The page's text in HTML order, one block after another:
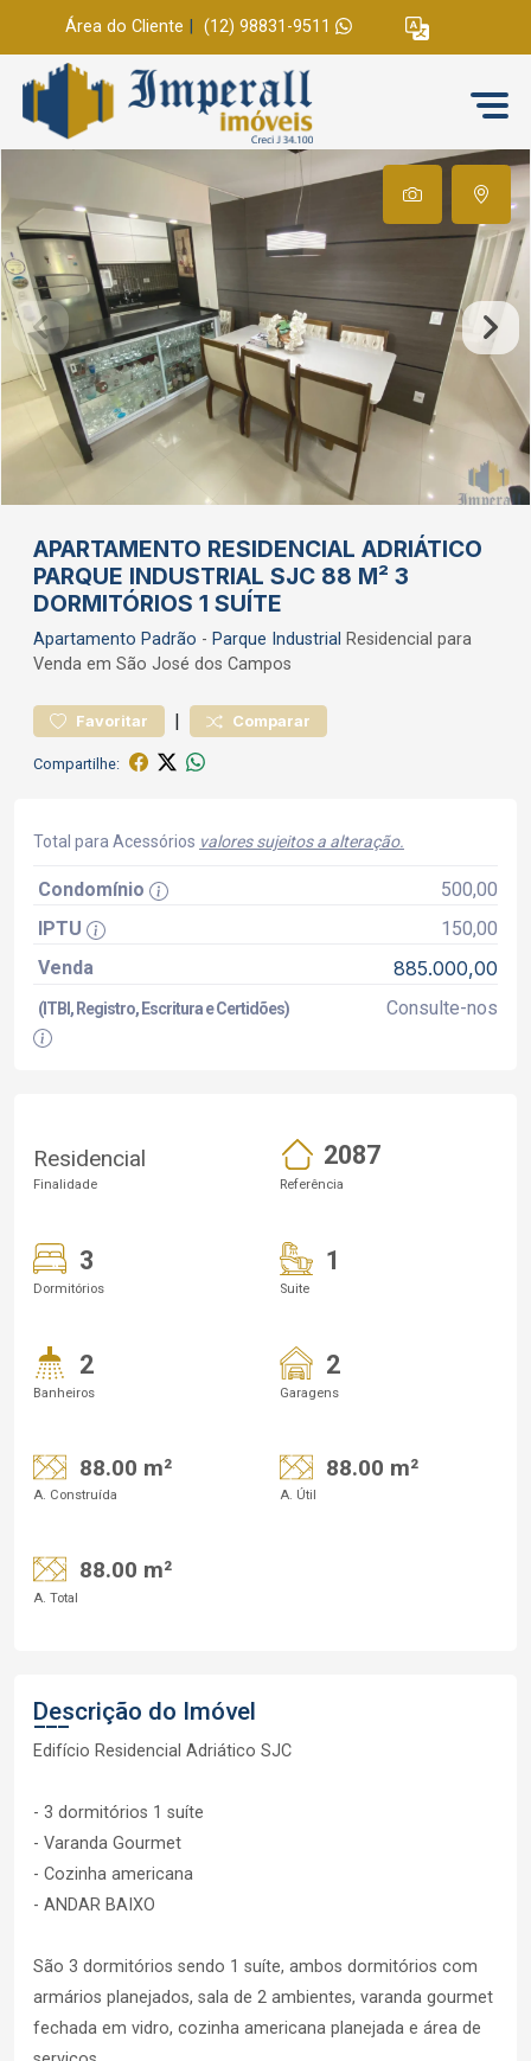
Área do Cliente (12) 98831-9511
APARTAMENTO RESIDENCIAL ADRIÁTICO
PARQUE INDUSTRIAL SJC 88 M² 3
DORMITÓRIOS 1 SUÍTE
Apartamento Padrão - Parque Industrial Residencial para
Venda em São José dos Campos
Favoritar | Comparar
Compartilhe:
Total para Acessórios valores sujeitos a alteração.
Condomínio
500,00
IPTU
150,00
Venda
885.000,00
(ITBI, Registro, Escritura e Certidões) Consulte-nos
Residencial
Finalidade
2087
Referência
3
Dormitórios
1
Suite
2
Banheiros
2
Garagens
88.00 m²
A. Construída
88.00 m²
A. Útil
88.00 m²
A. Total
Descrição do Imóvel
Edifício Residencial Adriático SJC
- 3 dormitórios 1 suíte
- Varanda Gourmet
- Cozinha americana
- ANDAR BAIXO
São 3 dormitórios sendo 1 suíte, ambos dormitórios com
armários planejados, sala de 2 ambientes, varanda gourmet
fechada em vidro, cozinha americana planejada e área de